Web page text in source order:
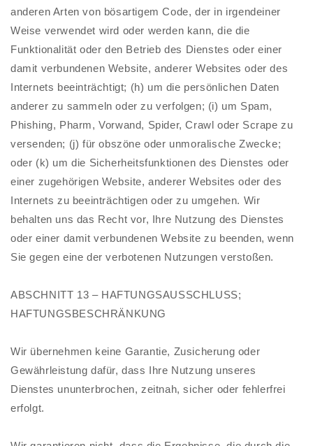
anderen Arten von bösartigem Code, der in irgendeiner
Weise verwendet wird oder werden kann, die die
Funktionalität oder den Betrieb des Dienstes oder einer
damit verbundenen Website, anderer Websites oder des
Internets beeinträchtigt; (h) um die persönlichen Daten
anderer zu sammeln oder zu verfolgen; (i) um Spam,
Phishing, Pharm, Vorwand, Spider, Crawl oder Scrape zu
versenden; (j) für obszöne oder unmoralische Zwecke;
oder (k) um die Sicherheitsfunktionen des Dienstes oder
einer zugehörigen Website, anderer Websites oder des
Internets zu beeinträchtigen oder zu umgehen. Wir
behalten uns das Recht vor, Ihre Nutzung des Dienstes
oder einer damit verbundenen Website zu beenden, wenn
Sie gegen eine der verbotenen Nutzungen verstoßen.
ABSCHNITT 13 – HAFTUNGSAUSSCHLUSS;
HAFTUNGSBESCHRÄNKUNG
Wir übernehmen keine Garantie, Zusicherung oder
Gewährleistung dafür, dass Ihre Nutzung unseres
Dienstes ununterbrochen, zeitnah, sicher oder fehlerfrei
erfolgt.